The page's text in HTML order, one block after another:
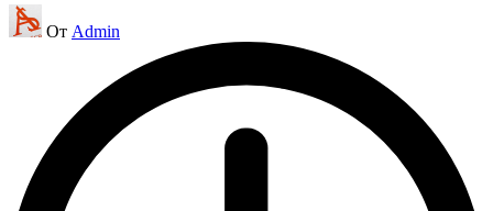
Запись
от
От Admin